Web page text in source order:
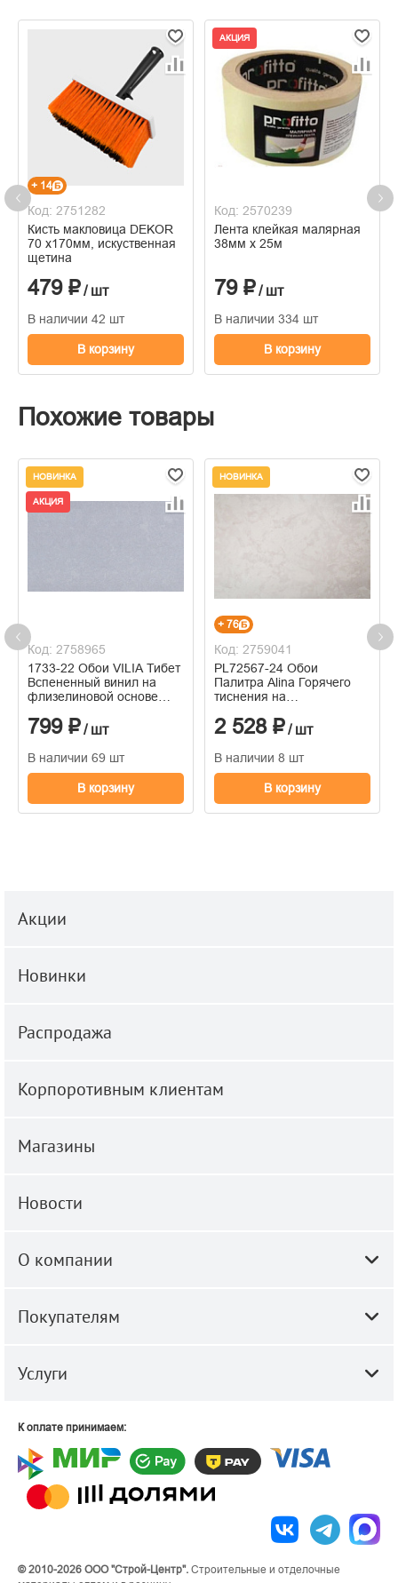
+ 14
Код: 2751282
Кисть макловица DEKOR
70 х170мм, искуственная
щетина
479 ₽/ шт
В наличии 42 шт
В корзину
АКЦИЯ
Код: 2570239
Лента клейкая малярная
38мм х 25м
79 ₽/ шт
В наличии 334 шт
В корзину
Похожие товары
НОВИНКА
АКЦИЯ
Код: 2758965
1733-22 Обои VILIA Тибет
Вспененный винил на
флизелиновой основе
799 ₽/ шт
В наличии 69 шт
В корзину
НОВИНКА
+ 76
Код: 2759041
PL72567-24 Обои
Палитра Alina Горячего
тиснения на
1.06м x 10.05
2 528 ₽/ шт
В наличии 8 шт
В корзину
Акции
Новинки
Распродажа
Корпоротивным клиентам
Магазины
Новости
О компании
Покупателям
Услуги
К оплате принимаем:
© 2010-2026 ООО "Строй-Центр". Строительные и отделочные